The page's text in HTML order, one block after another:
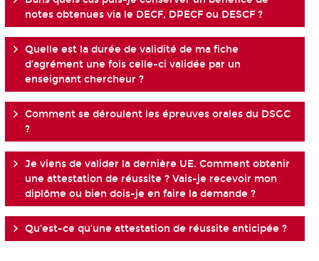
notes obtenues via le DECF, DPECF ou DESCF ?
Quelle est la durée de validité de ma fiche
d’agrément une fois celle-ci validée par un
enseignant chercheur ?
Comment se déroulent les épreuves orales du DSGC
?
Je viens de valider la dernière UE. Comment obtenir
une attestation de réussite ? Vais-je recevoir mon
diplôme ou bien dois-je en faire la demande ?
Qu’est-ce qu’une attestation de réussite anticipée ?